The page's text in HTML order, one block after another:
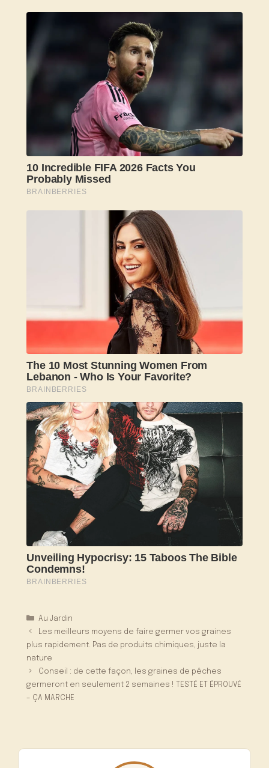
Catégories
Au Jardin
Les meilleurs moyens de faire germer vos graines
plus rapidement. Pas de produits chimiques, juste la
nature
Conseil : de cette façon, les graines de pêches
germeront en seulement 2 semaines ! TESTÉ ET ÉPROUVÉ
– ÇA MARCHE